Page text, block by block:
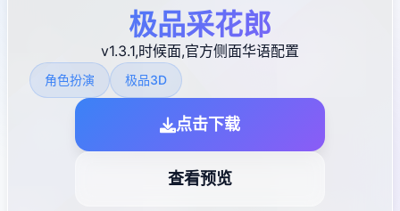
极品采花郎
v1.3.1,时候面,官方侧面华语配置
角色扮演 极品3D
点击下载
查看预览